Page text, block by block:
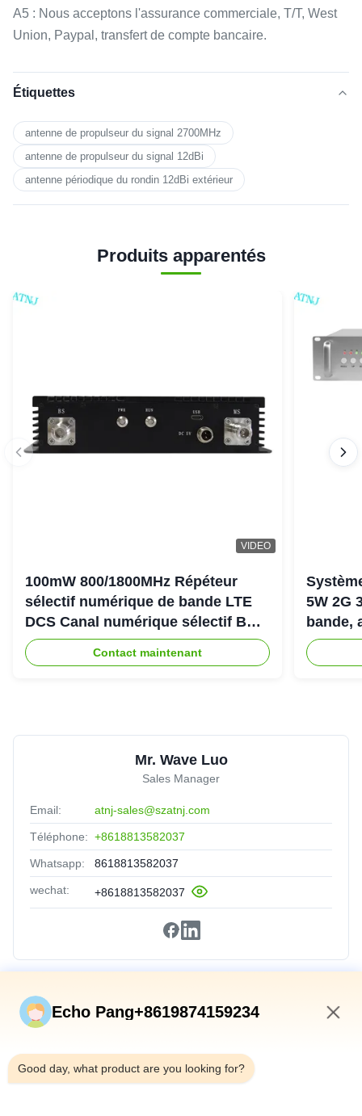
A5 : Nous acceptons l'assurance commerciale, T/T, West
Union, Paypal, transfert de compte bancaire.
Étiquettes
antenne de propulseur du signal 2700MHz
antenne de propulseur du signal 12dBi
antenne périodique du rondin 12dBi extérieur
Produits apparentés
VIDEO
100mW 800/1800MHz Répéteur
sélectif numérique de bande LTE
DCS Canal numérique sélectif Bda
Pico Répéteur
Contact maintenant
5W 2G
bande,
Mr. Wave Luo
Sales Manager
Email: atnj-sales@szatnj.com
Téléphone: +8618813582037
Whatsapp: 8618813582037
wechat: +8618813582037
Liens Rapides
Produits
À Propos De Nous
Echo Pang+8619874159234
Good day, what product are you looking for?